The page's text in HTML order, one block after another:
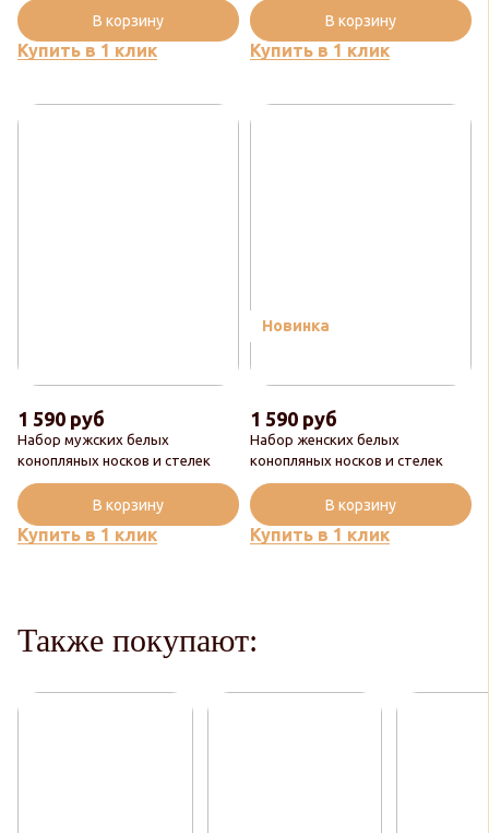
Купить в 1 клик
В корзину
Купить в 1 клик
В корзину
Набор мужских белых
конопляных носков и стелек
1 590 руб
Купить в 1 клик
В корзину
Новинка
Набор женских белых
конопляных носков и стелек
1 590 руб
Купить в 1 клик
В корзину
Также покупают: